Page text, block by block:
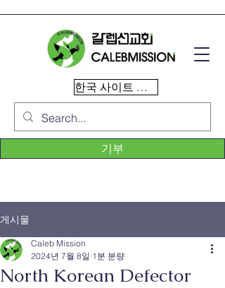
한국 사이트 이동
기부
게시물
North Korean Defector
Caleb Mission
2024년 7월 8일 1분 분량